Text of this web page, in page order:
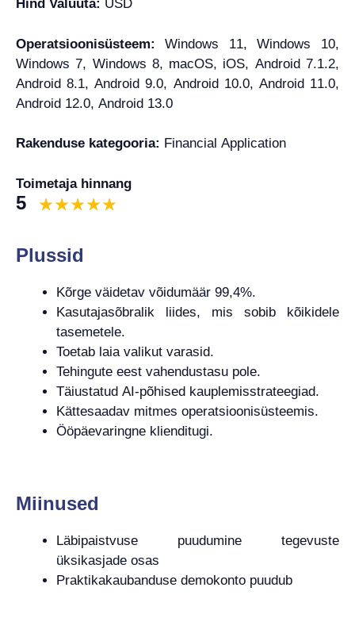
Hind Valuuta: USD
Operatsioonisüsteem: Windows 11, Windows 10,
Windows 7, Windows 8, macOS, iOS, Android 7.1.2,
Android 8.1, Android 9.0, Android 10.0, Android 11.0,
Android 12.0, Android 13.0
Rakenduse kategooria: Financial Application
Toimetaja hinnang
5
Plussid
Kõrge väidetav võidumäär 99,4%.
Kasutajasõbralik liides, mis sobib kõikidele
tasemetele.
Toetab laia valikut varasid.
Tehingute eest vahendustasu pole.
Täiustatud AI-põhised kauplemisstrateegiad.
Kättesaadav mitmes operatsioonisüsteemis.
Ööpäevaringne klienditugi.
Miinused
Läbipaistvuse puudumine tegevuste
üksikasjade osas
Praktikakaubanduse demokonto puudub